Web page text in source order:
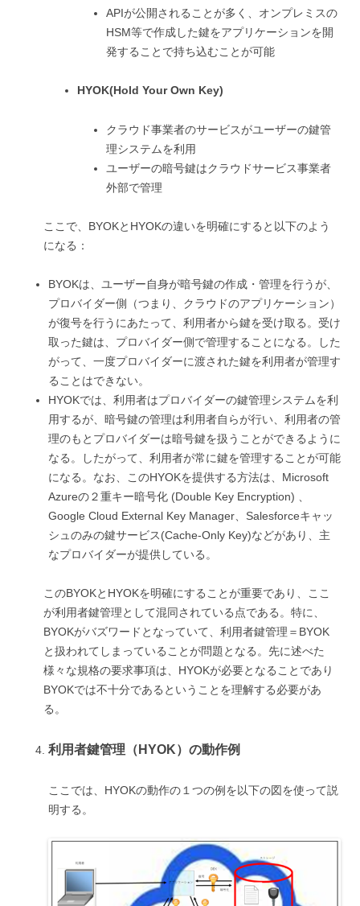
APIが公開されることが多く、オンプレミスの
HSM等で作成した鍵をアプリケーションを開
発することで持ち込むことが可能
HYOK(Hold Your Own Key)
クラウド事業者のサービスがユーザーの鍵管
理システムを利用
ユーザーの暗号鍵はクラウドサービス事業者
外部で管理
ここで、BYOKとHYOKの違いを明確にすると以下のよう
になる：
BYOKは、ユーザー自身が暗号鍵の作成・管理を行うが、
プロバイダー側（つまり、クラウドのアプリケーション）
が復号を行うにあたって、利用者から鍵を受け取る。受け
取った鍵は、プロバイダー側で管理することになる。した
がって、一度プロバイダーに渡された鍵を利用者が管理す
ることはできない。
HYOKでは、利用者はプロバイダーの鍵管理システムを利
用するが、暗号鍵の管理は利用者自らが行い、利用者の管
理のもとプロバイダーは暗号鍵を扱うことができるように
なる。したがって、利用者が常に鍵を管理することが可能
になる。なお、このHYOKを提供する方法は、Microsoft
Azureの２重キー暗号化 (Double Key Encryption) 、
Google Cloud External Key Manager、Salesforceキャッ
シュのみの鍵サービス(Cache-Only Key)などがあり、主
なプロバイダーが提供している。
このBYOKとHYOKを明確にすることが重要であり、ここ
が利用者鍵管理として混同されている点である。特に、
BYOKがバズワードとなっていて、利用者鍵管理＝BYOK
と扱われてしまっていることが問題となる。先に述べた
様々な規格の要求事項は、HYOKが必要となることであり
BYOKでは不十分であるということを理解する必要があ
る。
利用者鍵管理（HYOK）の動作例
ここでは、HYOKの動作の１つの例を以下の図を使って説
明する。